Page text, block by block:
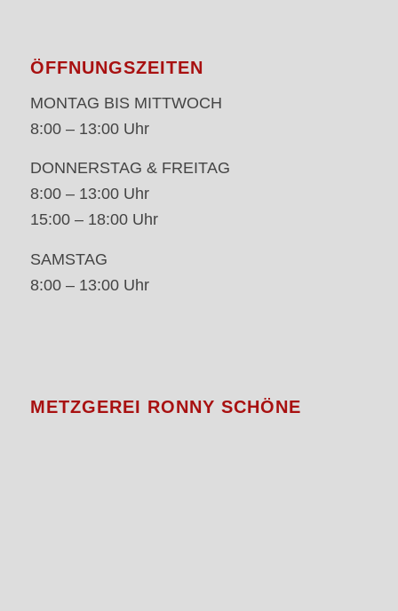
ÖFFNUNGSZEITEN
MONTAG BIS MITTWOCH
8:00 – 13:00 Uhr
DONNERSTAG & FREITAG
8:00 – 13:00 Uhr
15:00 – 18:00 Uhr
SAMSTAG
8:00 – 13:00 Uhr
METZGEREI RONNY SCHÖNE